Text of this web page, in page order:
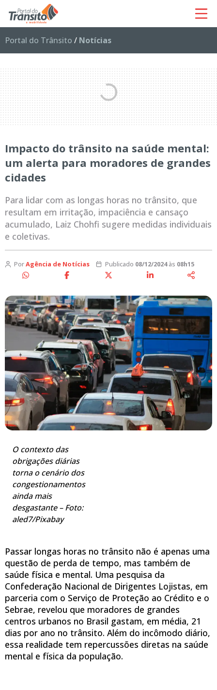
Portal do Trânsito / Notícias
Impacto do trânsito na saúde mental:
um alerta para moradores de grandes
cidades
Para lidar com as longas horas no trânsito, que
resultam em irritação, impaciência e cansaço
acumulado, Laiz Chohfi sugere medidas individuais
e coletivas.
PorAgência de Notícias Publicado 08/12/2024às 08h15
O contexto das
obrigações diárias
torna o cenário dos
congestionamentos
ainda mais
desgastante – Foto:
aled7/Pixabay
Passar longas horas no trânsito não é apenas uma
questão de perda de tempo, mas também de
saúde física e mental. Uma pesquisa da
Confederação Nacional de Dirigentes Lojistas, em
parceria com o Serviço de Proteção ao Crédito e o
Sebrae, revelou que moradores de grandes
centros urbanos no Brasil gastam, em média, 21
dias por ano no trânsito. Além do incômodo diário,
essa realidade tem repercussões diretas na saúde
mental e física da população.